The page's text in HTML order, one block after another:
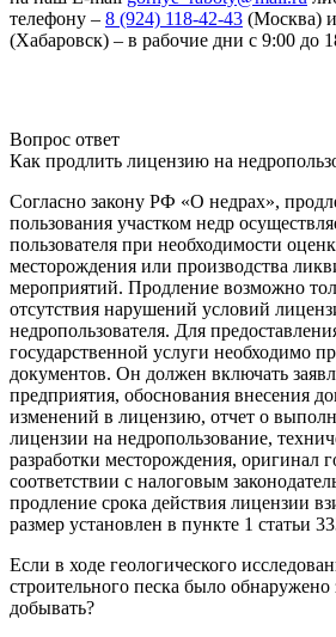
телефону – 8 (924) 118-42-43 (Москва)
(Хабаровск) – в рабочие дни с 9:00 до
Вопрос ответ
Как продлить лицензию на
Согласно закону РФ «О недрах»,
пользования участком недр
пользователя при необходимости
месторождения или производства
мероприятий. Продление возможно
отсутствия нарушений условий
недропользователя. Для
государственной услуги необходимо
документов. Он должен включать
предприятия, обоснования внесения
изменений в лицензию, отчет о
лицензии на недропользование,
разработки месторождения, оригинал
соответствии с налоговым
продление срока действия лицензии
размер установлен в пункте 1 статьи
Если в ходе геологического
строительного песка было
добывать?